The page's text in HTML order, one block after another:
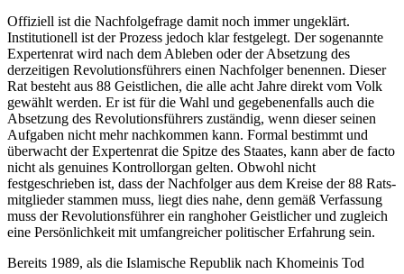
Offiziell ist die Nachfolgefrage damit noch immer ungeklärt.
Institutionell ist der Prozess jedoch klar festgelegt. Der sogenannte
Expertenrat wird nach dem Ableben oder der Absetzung des
derzeitigen Revolutionsführers einen Nachfolger benennen. Dieser
Rat besteht aus 88 Geistlichen, die alle acht Jahre direkt vom Volk
gewählt werden. Er ist für die Wahl und gegebenenfalls auch die
Absetzung des Revolutionsführers zuständig, wenn dieser seinen
Aufgaben nicht mehr nachkommen kann. Formal bestimmt und
überwacht der Expertenrat die Spitze des Staates, kann aber de facto
nicht als genuines Kontrollorgan gelten. Obwohl nicht
festgeschrieben ist, dass der Nachfolger aus dem Kreise der 88 Rats­
mitglieder stammen muss, liegt dies nahe, denn gemäß Verfassung
muss der Revolutionsführer ein ranghoher Geistlicher und zugleich
eine Persönlichkeit mit umfangreicher politischer Erfahrung sein.
Bereits 1989, als die Islamische Republik nach Khomeinis Tod